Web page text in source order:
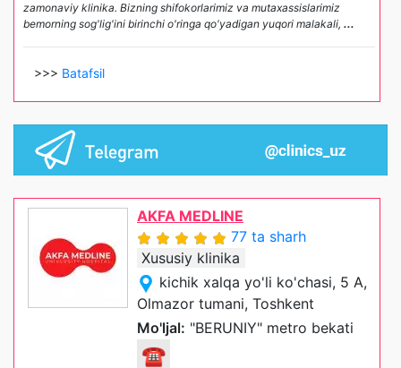
zamonaviy klinika. Bizning shifokorlarimiz va mutaxassislarimiz
bemorning sog'lig'ini birinchi o'ringa qo'yadigan yuqori malakali, ...
>>> Batafsil
AKFA MEDLINE
77 ta sharh
Xususiy klinika
kichik xalqa yo'li ko'chasi, 5 A,
Olmazor tumani, Toshkent
Mo'ljal: "BERUNIY" metro bekati
☎